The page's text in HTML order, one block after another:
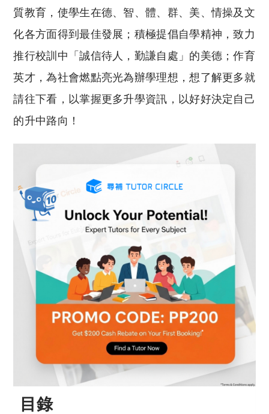
k
p
質教育，使學生在德、智、體、群、美、情操及文
化各方面得到最佳發展；積極提倡自學精神，致力
推行校訓中「誠信待人，勤謙自處」的美德；作育
英才，為社會燃點亮光為辦學理想，想了解更多就
請往下看，以掌握更多升學資訊，以好好決定自己
的升中路向！
目錄